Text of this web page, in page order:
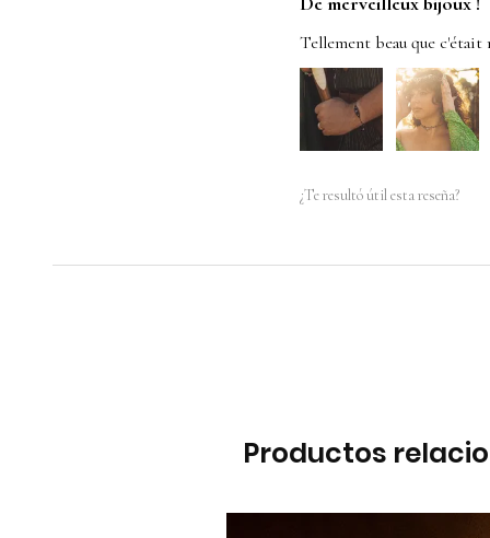
Tellement beau que
¿Te resultó útil esta reseña?
Productos